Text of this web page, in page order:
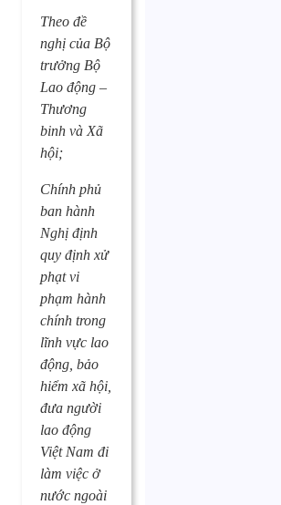
Theo đề
nghị của Bộ
trưởng Bộ
Lao động –
Thương
binh và Xã
hội;
Chính phủ
ban hành
Nghị định
quy định xử
phạt vi
phạm hành
chính trong
lĩnh vực lao
động, bảo
hiểm xã hội,
đưa người
lao động
Việt Nam đi
làm việc ở
nước ngoài